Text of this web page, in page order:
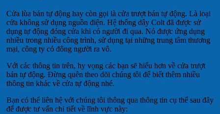
Cửa lùa bán tự động hay còn gọi là cửa trượt bán tự động. Là loại
cửa không sử dụng nguồn điện. Hệ thống dây Colt đã được sử
dụng tự động đóng cửa khi có người đi qua. Nó được ứng dụng
nhiều trong nhiều công trình, sử dụng tại những trung tâm thương
mại, công ty có đông người ra vô.
Với các thông tin trên, hy vọng các bạn sẽ hiểu hơn về cửa trượt
bán tự động. Đừng quên theo dõi chúng tôi để biết thêm nhiều
thông tin khác về cửa tự động nhé.
Bạn có thể liên hệ với chúng tôi thông qua thông tin cụ thể sau đây
để được tư vấn chi tiết về lĩnh vực này: